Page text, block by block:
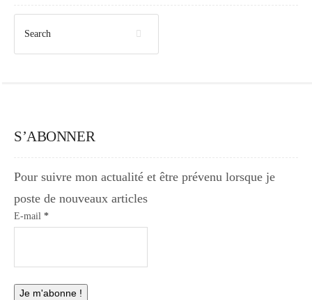
S’ABONNER
Pour suivre mon actualité et être prévenu lorsque je
poste de nouveaux articles
E-mail *